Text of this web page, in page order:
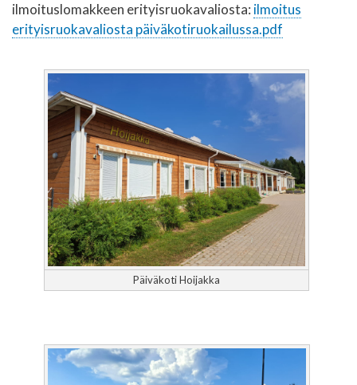
ilmoituslomakkeen erityisruokavaliosta: ilmoitus
erityisruokavaliosta päiväkotiruokailussa.pdf
Päiväkoti Hoijakka